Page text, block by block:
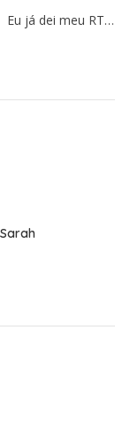
Eu já dei meu
Sarah